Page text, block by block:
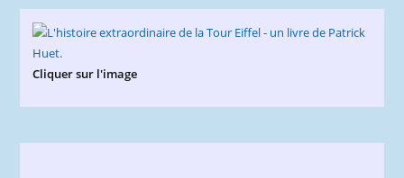
Cliquer sur l'image